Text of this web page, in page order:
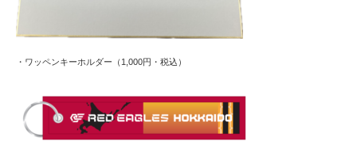
・ワッペンキーホルダー（1,000円・税込）